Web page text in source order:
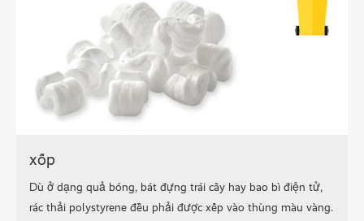
xốp
Dù ở dạng quả bóng, bát đựng trái cây hay bao bì điện tử,
rác thải polystyrene đều phải được xếp vào thùng màu vàng.